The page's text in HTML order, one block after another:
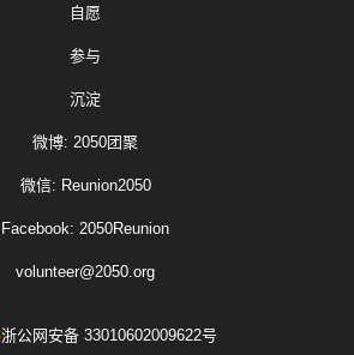
自愿
参与
沉淀
微博: 2050团聚
微信: Reunion2050
Facebook: 2050Reunion
volunteer@2050.org
浙公网安备 33010602009622号